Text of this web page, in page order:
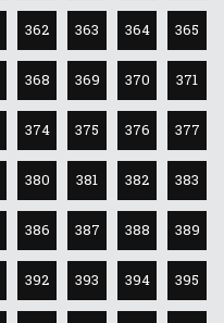
362 363 364 365
368 369 370 371
374 375 376 377
380 381 382 383
386 387 388 389
392 393 394 395